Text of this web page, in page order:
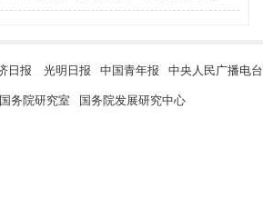
日报 光明日报 中国青年报 中央人民广播电台
国务院研究室 国务院发展研究中心